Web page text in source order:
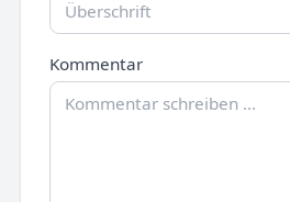
Kommentar